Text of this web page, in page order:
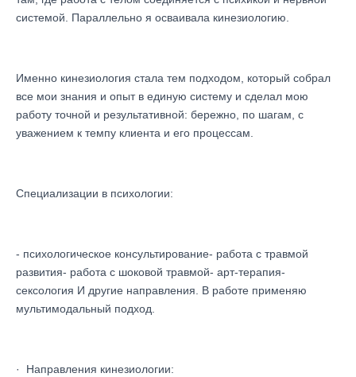
системой. Параллельно я осваивала кинезиологию.
Именно кинезиология стала тем подходом, который собрал
все мои знания и опыт в единую систему и сделал мою
работу точной и результативной: бережно, по шагам, с
уважением к темпу клиента и его процессам.
Специализации в психологии:
- психологическое консультирование- работа с травмой
развития- работа с шоковой травмой- арт-терапия-
сексология И другие направления. В работе применяю
мультимодальный подход.
· Направления кинезиологии: